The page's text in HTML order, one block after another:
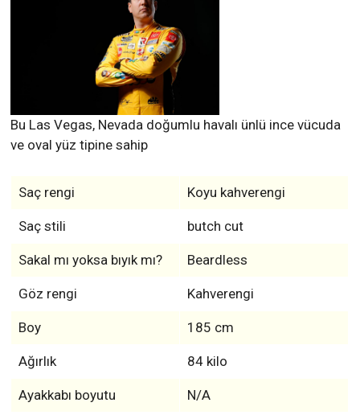
Bu Las Vegas, Nevada doğumlu havalı ünlü ince vücuda
ve oval yüz tipine sahip
Saç rengi Koyu kahverengi
Saç stili butch cut
Sakal mı yoksa bıyık mı? Beardless
Göz rengi Kahverengi
Boy 185 cm
Ağırlık 84 kilo
Ayakkabı boyutu N/A